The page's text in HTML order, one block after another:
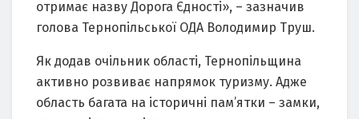
отримає назву Дорога Єдності», – зазначив
голова Тернопільської ОДА Володимир Труш.
Як додав очільник області, Тернопільщина
активно розвиває напрямок туризму. Адже
область багата на історичні пам’ятки – замки,